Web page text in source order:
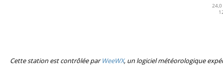
Cette station est contrôlée parWeeWX, un logiciel météorologique